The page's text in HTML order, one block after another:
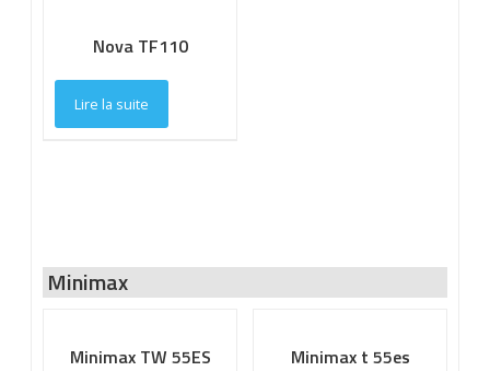
Nova TF110
Lire la suite
Minimax
Minimax TW 55ES Minimax t 55es